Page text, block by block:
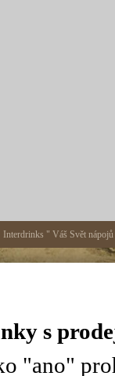
Interdrinks " Váš Svět
s
"ano"